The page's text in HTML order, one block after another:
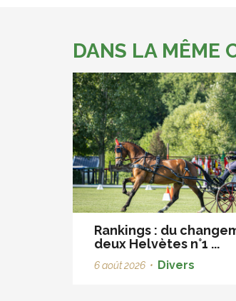
DANS LA MÊME
Rankings : du
deux Helvètes n°1 ...
6 août 2026 • Divers